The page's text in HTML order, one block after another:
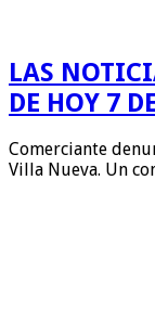
LAS
DE HOY 7
Comerciante
Villa Nueva. Un